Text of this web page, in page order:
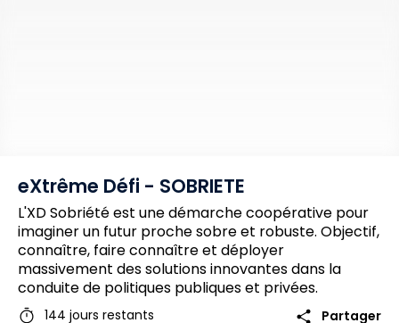
eXtrême Défi - SOBRIETE
L'XD Sobriété est une démarche coopérative pour
imaginer un futur proche sobre et robuste. Objectif,
connaître, faire connaître et déployer
massivement des solutions innovantes dans la
conduite de politiques publiques et privées.
timer 144 jours restants share Partager